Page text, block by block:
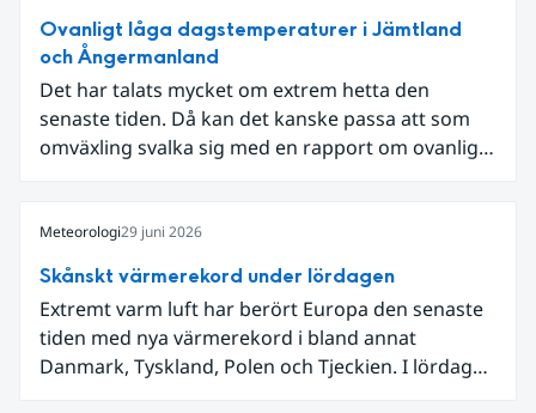
Ovanligt låga dagstemperaturer i Jämtland
och Ångermanland
Det har talats mycket om extrem hetta den
senaste tiden. Då kan det kanske passa att som
omväxling svalka sig med en rapport om ovanligt
Meteorologi29 juni 2026
Skånskt värmerekord under lördagen
Extremt varm luft har berört Europa den senaste
tiden med nya värmerekord i bland annat
Danmark, Tyskland, Polen och Tjeckien. I lördags